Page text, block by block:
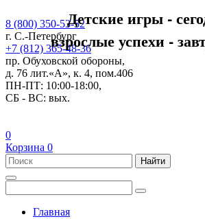
8 (800) 350-53-52
г. С.-Петербург
+7 (812) 365-48-36
пр. Обуховской обороны,
д. 76 лит.«А», к. 4, пом.406
ПН-ПТ: 10:00-18:00,
СБ - ВС: вых.
Детские игры -
взрослые успехи -
0
Корзина 0
Найти
Главная